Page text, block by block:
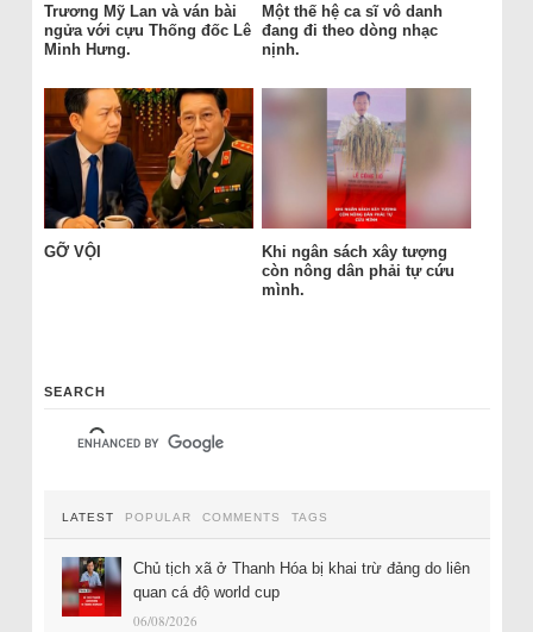
Trương Mỹ Lan và ván bài
ngửa với cựu Thống đốc Lê
Minh Hưng.
Một thế hệ ca sĩ vô danh
đang đi theo dòng nhạc
nịnh.
GỠ VỘI
Khi ngân sách xây tượng
còn nông dân phải tự cứu
mình.
SEARCH
LATEST POPULAR COMMENTS TAGS
Chủ tịch xã ở Thanh Hóa bị khai trừ đảng do liên
quan cá độ world cup
06/08/2026